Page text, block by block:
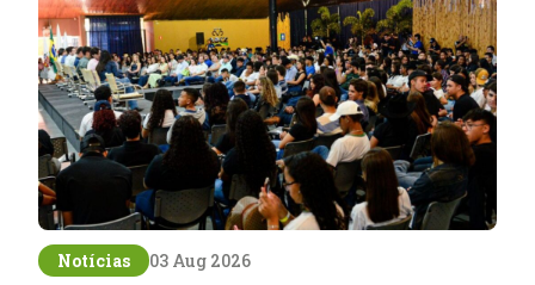
Notícias 03 Aug 2026